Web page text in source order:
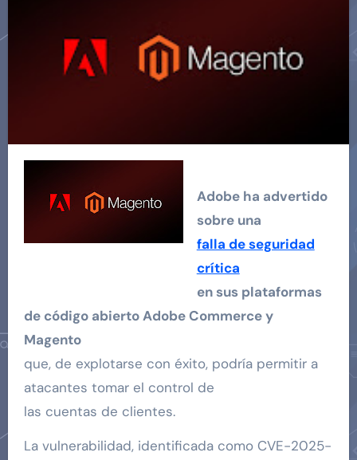
Adobe ha advertido
sobre una
falla de seguridad
crítica
en sus plataformas
de código abierto Adobe Commerce y
Magento
que, de explotarse con éxito, podría permitir a
atacantes tomar el control de
las cuentas de clientes.
La vulnerabilidad, identificada como CVE-2025-